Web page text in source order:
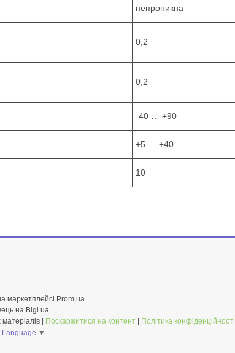
непроникна
0,2
0,2
-40 … +90
+5 … +40
10
маркетплейсі Prom.ua
на Bigl.ua
Поскаржитися на контент
Політика конфіденційності
Language ▼